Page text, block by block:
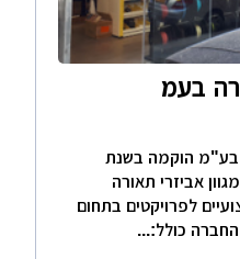
בעמ
בע"מ הוקמה בשנת
אביזרי תאורה
לפרויקטים בתחום
כולל:...